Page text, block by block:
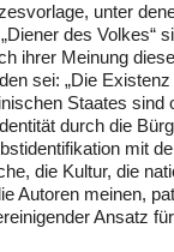
unter
des Volkes“
ihrer Meinung
sei: „Die
Staates sind
durch die
mit
die Kultur, die
Autoren meinen,
Ansatz